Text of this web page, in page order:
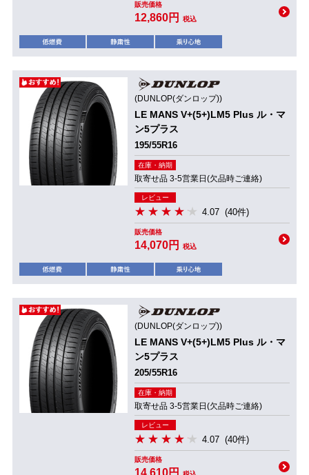
販売価格
12,860円 税込
(DUNLOP(ダンロップ))
LE MANS V+(5+)LM5 Plus ル・マ
ン5プラス
195/55R16
在庫・納期
取寄せ品 3-5営業日(欠品時ご連絡)
レビュー
4.07 (40件)
販売価格
14,070円 税込
(DUNLOP(ダンロップ))
LE MANS V+(5+)LM5 Plus ル・マ
ン5プラス
205/55R16
在庫・納期
取寄せ品 3-5営業日(欠品時ご連絡)
レビュー
4.07 (40件)
販売価格
14,610円